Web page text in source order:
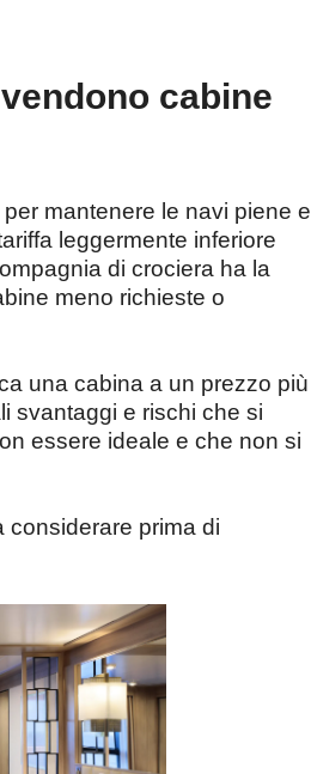
cabine
mantenere le navi piene e
leggermente inferiore
di crociera ha la
meno richieste o
una cabina a un prezzo più
svantaggi e rischi che si
essere ideale e che non si
considerare prima di